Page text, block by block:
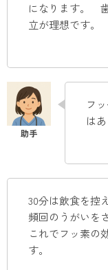
になります。
立が理想です。
フ
は
30分は飲食を控
頻回のうがいを
これでフッ素の
す。